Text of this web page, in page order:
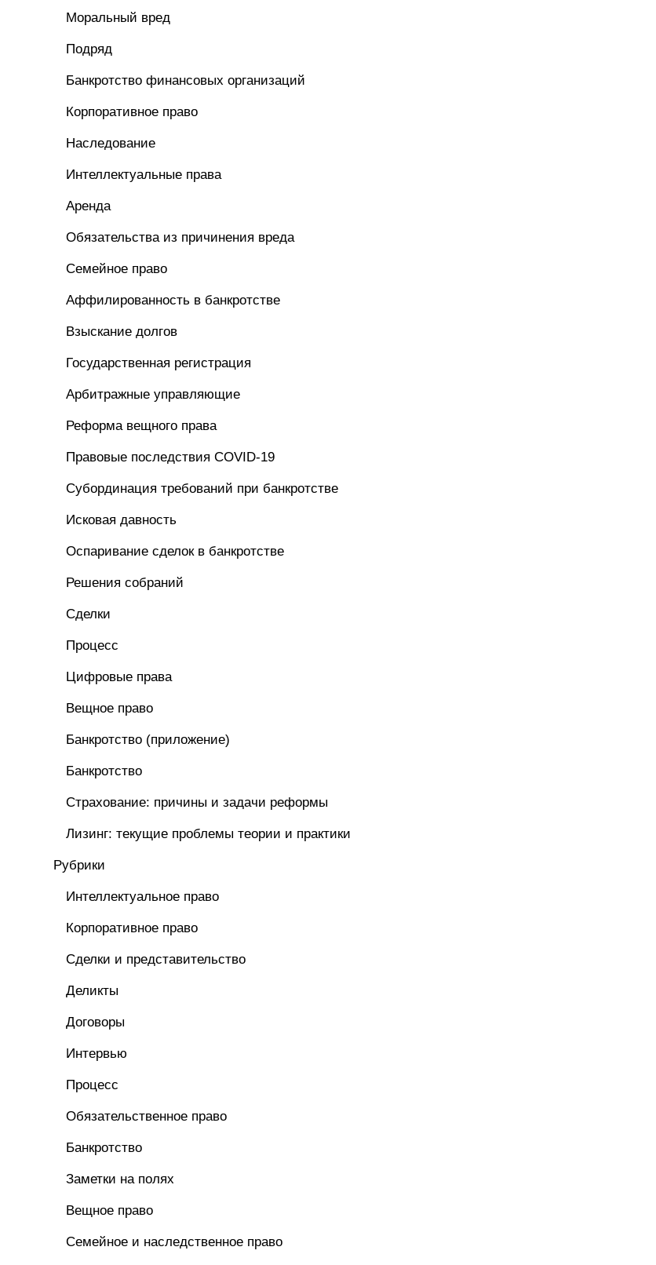
Моральный вред
Подряд
Банкротство финансовых организаций
Корпоративное право
Наследование
Интеллектуальные права
Аренда
Обязательства из причинения вреда
Семейное право
Аффилированность в банкротстве
Взыскание долгов
Государственная регистрация
Арбитражные управляющие
Реформа вещного права
Правовые последствия COVID-19
Субординация требований при банкротстве
Исковая давность
Оспаривание сделок в банкротстве
Решения собраний
Сделки
Процесс
Цифровые права
Вещное право
Банкротство (приложение)
Банкротство
Страхование: причины и задачи реформы
Лизинг: текущие проблемы теории и практики
Рубрики
Интеллектуальное право
Корпоративное право
Сделки и представительство
Деликты
Договоры
Интервью
Процесс
Обязательственное право
Банкротство
Заметки на полях
Вещное право
Семейное и наследственное право